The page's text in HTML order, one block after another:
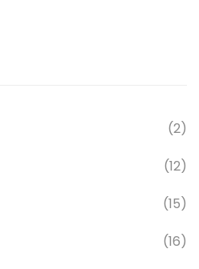
(2)
(12)
(15)
(16)